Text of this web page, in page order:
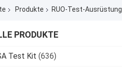
Produkte RUO-Test-Ausrüstung
PRODUKTE
Test Kit (636)